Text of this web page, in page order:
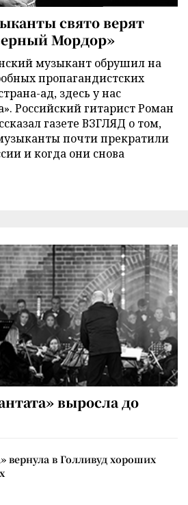
свято верят
Мордор»
музыкант обрушил на
пропагандистских
ад, здесь у нас
Российский гитарист Роман
газете ВЗГЛЯД о том,
почти прекратили
и когда они снова
выросла до
вернула в Голливуд хороших